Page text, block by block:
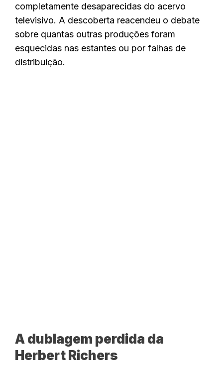
completamente desaparecidas do acervo
televisivo. A descoberta reacendeu o debate
sobre quantas outras produções foram
esquecidas nas estantes ou por falhas de
distribuição.
A dublagem perdida da
Herbert Richers